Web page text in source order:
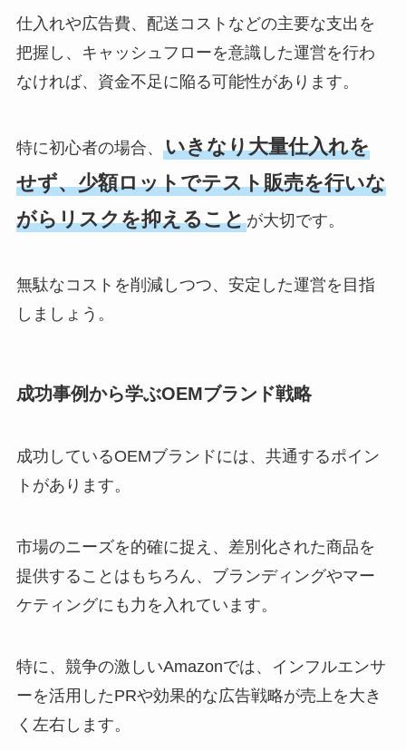
仕入れや広告費、配送コストなどの主要な支出を
把握し、キャッシュフローを意識した運営を行わ
なければ、資金不足に陥る可能性があります。
特に初心者の場合、 いきなり大量仕入れを
せず、少額ロットでテスト販売を行いな
がらリスクを抑えることが大切です。
無駄なコストを削減しつつ、安定した運営を目指
しましょう。
成功事例から学ぶOEMブランド戦略
成功しているOEMブランドには、共通するポイン
トがあります。
市場のニーズを的確に捉え、差別化された商品を
提供することはもちろん、ブランディングやマー
ケティングにも力を入れています。
特に、競争の激しいAmazonでは、インフルエンサ
ーを活用したPRや効果的な広告戦略が売上を大き
く左右します。